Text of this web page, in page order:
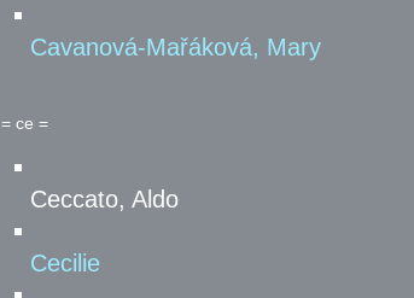
Cavanová-Mařáková, Mary
= ce =
Ceccato, Aldo
Cecilie